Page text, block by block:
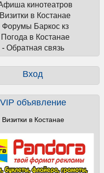
кинотеатров
Визитки в Костанае
Форумы Баркос кз
Погода в Костанае
- Обратная связь
Вход
VIP объявление
Визитки в Костанае